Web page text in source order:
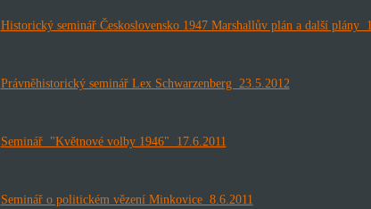
Historický seminář Československo 1947 Marshallův plán a další plány
Právněhistorický seminář Lex Schwarzenberg 23.5.2012
Seminář "Květnové volby 1946" 17.6.2011
Seminář o politickém vězení Minkovice 8.6.2011